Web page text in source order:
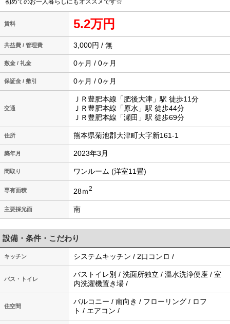
初めてのお一人暮らしにもオススメです☆
賃料 5.2万円
共益費 / 管理費 3,000円 / 無
敷金 / 礼金 0ヶ月 / 0ヶ月
保証金 / 敷引 0ヶ月 / 0ヶ月
交通
ＪＲ豊肥本線「肥後大津」駅 徒歩11分
ＪＲ豊肥本線「原水」駅 徒歩44分
ＪＲ豊肥本線「瀬田」駅 徒歩69分
住所 熊本県菊池郡大津町大字新161-1
築年月 2023年3月
間取り ワンルーム (洋室11畳)
専有面積 28ｍ2
主要採光面 南
設備・条件・こだわり
キッチン システムキッチン / 2口コンロ /
バス・トイレ
バストイレ別 / 洗面所独立 / 温水洗浄便座 / 室
内洗濯機置き場 /
住空間
バルコニー / 南向き / フローリング / ロフ
ト / エアコン /